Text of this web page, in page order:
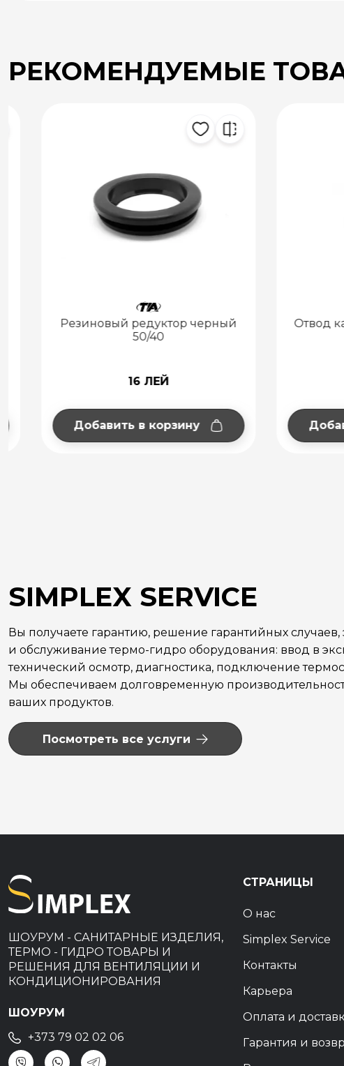
РЕКОМЕНДУЕМЫЕ
Резиновый редуктор черный
16 ЛЕЙ
Добавить в корзину
Отвод
Добавить
SIMPLEX SERVICE
Вы получаете гарантию, решение гарантийных
и обслуживание термо-гидро оборудования: ввод в
технический осмотр, диагностика, подключение
Мы обеспечиваем долговременную
ваших продуктов.
Посмотреть все услуги
ШОУРУМ - САНИТАРНЫЕ ИЗДЕЛИЯ,
ТЕРМО - ГИДРО ТОВАРЫ И
РЕШЕНИЯ ДЛЯ ВЕНТИЛЯЦИИ И
КОНДИЦИОНИРОВАНИЯ
ШОУРУМ
+373 79 02 02 06
СТРАНИЦЫ
О нас
Simplex Service
Контакты
Карьера
Оплата и
Гарантия и